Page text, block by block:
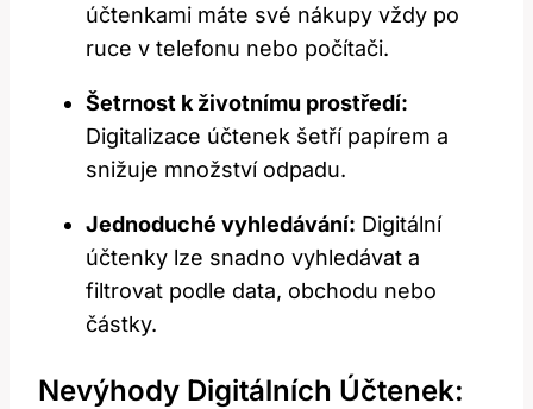
účtenkami⁣ máte své nákupy vždy po
⁤ruce v telefonu nebo​ počítači.
Šetrnost k životnímu prostředí:
Digitalizace účtenek šetří papírem a
‌snižuje množství odpadu.
Jednoduché vyhledávání: Digitální
účtenky lze snadno vyhledávat a
filtrovat podle data, ⁣obchodu nebo
částky.
Nevýhody Digitálních Účtenek: